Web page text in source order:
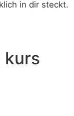
in dir steckt.
kurs